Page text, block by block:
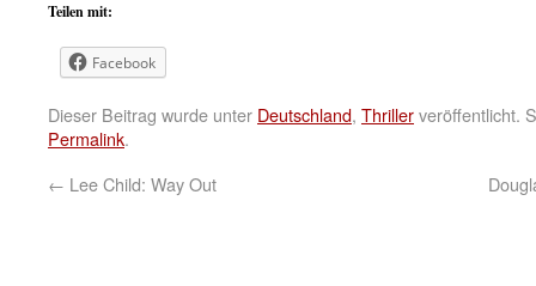
Teilen mit:
Facebook
Dieser Beitrag wurde unter Deutschland, Thrillerveröffentlicht.
Permalink.
← Lee Child: Way Out